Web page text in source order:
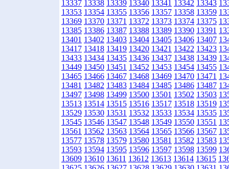
13337 13338 13339 13340 13341 13342 13343
13353 13354 13355 13356 13357 13358 13359
13369 13370 13371 13372 13373 13374 13375
13385 13386 13387 13388 13389 13390 13391
13401 13402 13403 13404 13405 13406 13407
13417 13418 13419 13420 13421 13422 13423
13433 13434 13435 13436 13437 13438 13439
13449 13450 13451 13452 13453 13454 13455
13465 13466 13467 13468 13469 13470 13471
13481 13482 13483 13484 13485 13486 13487
13497 13498 13499 13500 13501 13502 13503
13513 13514 13515 13516 13517 13518 13519
13529 13530 13531 13532 13533 13534 13535
13545 13546 13547 13548 13549 13550 13551
13561 13562 13563 13564 13565 13566 13567
13577 13578 13579 13580 13581 13582 13583
13593 13594 13595 13596 13597 13598 13599
13609 13610 13611 13612 13613 13614 13615